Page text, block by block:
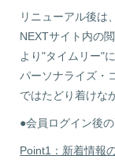
リニューアル後は
NEXTサイト内の
より"タイムリー"
パーソナライズ・
ではたどり着けな
●会員ログイン後
Point1：新着情報